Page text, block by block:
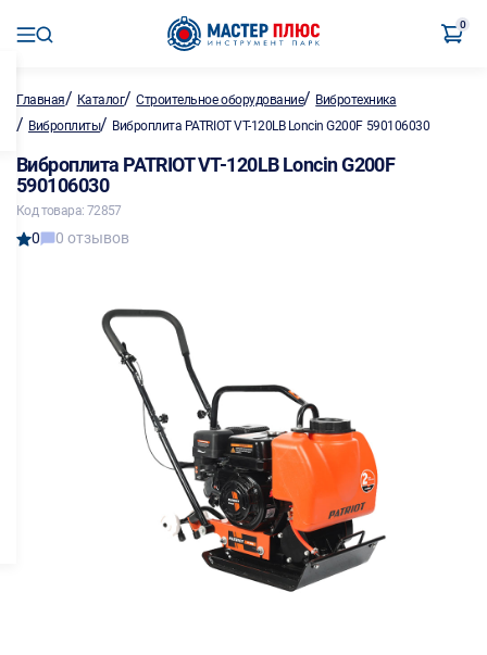
0
Главная/ Каталог/Строительное оборудование/ Вибротехника
/ Виброплиты/ Виброплита PATRIOT VT-120LB Loncin G200F 590106030
Виброплита PATRIOT VT-120LB Loncin G200F
590106030
Код товара: 72857
0 0 отзывов